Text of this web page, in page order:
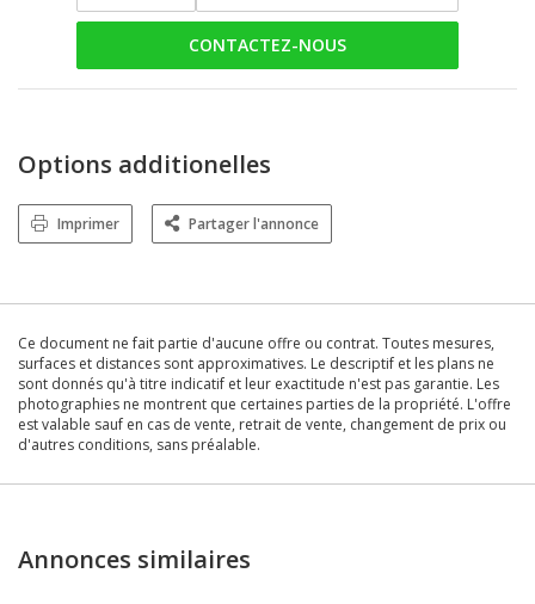
CONTACTEZ-NOUS
Options additionelles
Imprimer Partager l'annonce
Ce document ne fait partie d'aucune offre ou contrat. Toutes mesures,
surfaces et distances sont approximatives. Le descriptif et les plans ne
sont donnés qu'à titre indicatif et leur exactitude n'est pas garantie. Les
photographies ne montrent que certaines parties de la propriété. L'offre
est valable sauf en cas de vente, retrait de vente, changement de prix ou
d'autres conditions, sans préalable.
Annonces similaires